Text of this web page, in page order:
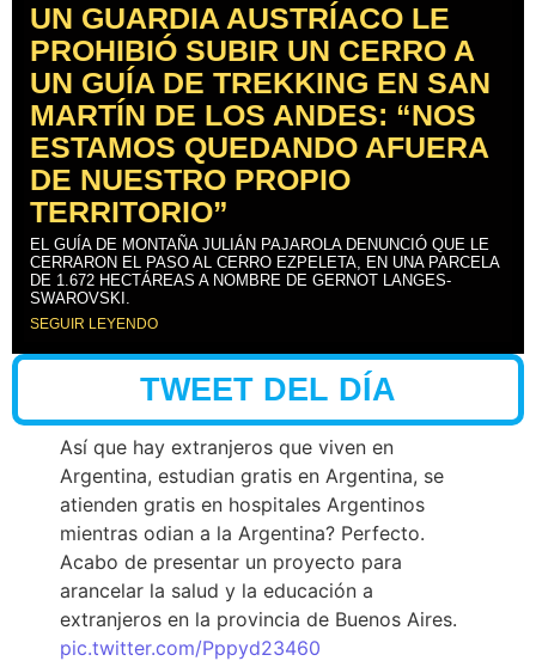
UN GUARDIA AUSTRÍACO LE
PROHIBIÓ SUBIR UN CERRO A
UN GUÍA DE TREKKING EN SAN
MARTÍN DE LOS ANDES: “NOS
ESTAMOS QUEDANDO AFUERA
DE NUESTRO PROPIO
TERRITORIO”
EL GUÍA DE MONTAÑA JULIÁN PAJAROLA DENUNCIÓ QUE LE
CERRARON EL PASO AL CERRO EZPELETA, EN UNA PARCELA
DE 1.672 HECTÁREAS A NOMBRE DE GERNOT LANGES-
SWAROVSKI.
SEGUIR LEYENDO
TWEET DEL DÍA
Así que hay extranjeros que viven en
Argentina, estudian gratis en Argentina, se
atienden gratis en hospitales Argentinos
mientras odian a la Argentina? Perfecto.
Acabo de presentar un proyecto para
arancelar la salud y la educación a
extranjeros en la provincia de Buenos Aires.
pic.twitter.com/Pppyd23460